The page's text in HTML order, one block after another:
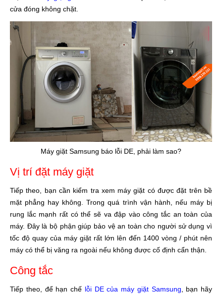
cửa đóng không chặt.
Máy giặt Samsung báo lỗi DE, phải làm sao?
Vị trí đặt máy giặt
Tiếp theo, bạn cần kiểm tra xem máy giặt có được đặt trên bề
mặt phẳng hay không. Trong quá trình vận hành, nếu máy bị
rung lắc mạnh rất có thể sẽ va đập vào công tắc an toàn của
máy. Đây là bộ phận giúp bảo vệ an toàn cho người sử dụng vì
tốc độ quay của máy giặt rất lớn lên đến 1400 vòng / phút nên
máy có thể bị văng ra ngoài nếu không được cố định cẩn thận.
Công tắc
Tiếp theo, để hạn chế lỗi DE của máy giặt Samsung , bạn hãy